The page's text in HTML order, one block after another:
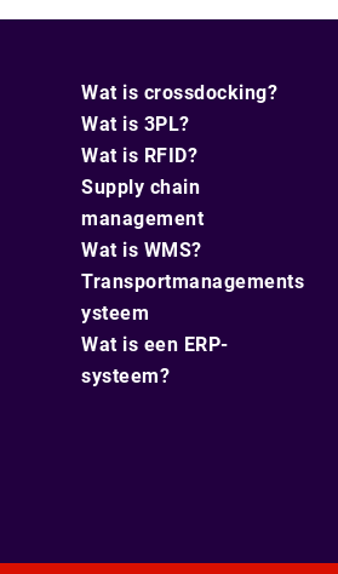
Wat is crossdocking?
Wat is 3PL?
Wat is RFID?
Supply chain
management
Wat is WMS?
Transportmanagements
ysteem
Wat is een ERP-
systeem?